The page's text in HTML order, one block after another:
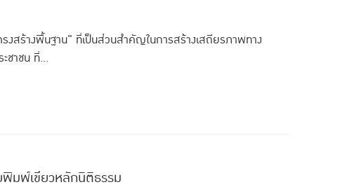
สร้างพื้นฐาน" ที่เป็นส่วนสำคัญในการสร้างเสถียรภาพทาง
ชาชน ที่...
มพ์เขียวหลักนิติธรรม